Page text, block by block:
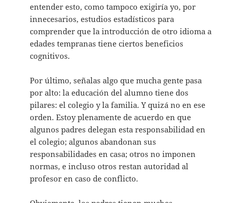
entender esto, como tampoco exigiría yo, por
innecesarios, estudios estadísticos para
comprender que la introducción de otro idioma a
edades tempranas tiene ciertos beneficios
cognitivos.
Por último, señalas algo que mucha gente pasa
por alto: la educación del alumno tiene dos
pilares: el colegio y la familia. Y quizá no en ese
orden. Estoy plenamente de acuerdo en que
algunos padres delegan esta responsabilidad en
el colegio; algunos abandonan sus
responsabilidades en casa; otros no imponen
normas, e incluso otros restan autoridad al
profesor en caso de conflicto.